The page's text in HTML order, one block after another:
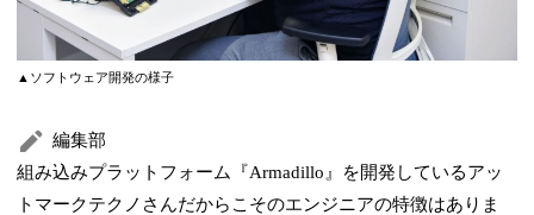
▲ソフトウェア開発の様子
編集部
組み込みプラットフォーム『Armadillo』を開発しているアッ
トマークテクノさんだからこそのエンジニアの特徴はありま